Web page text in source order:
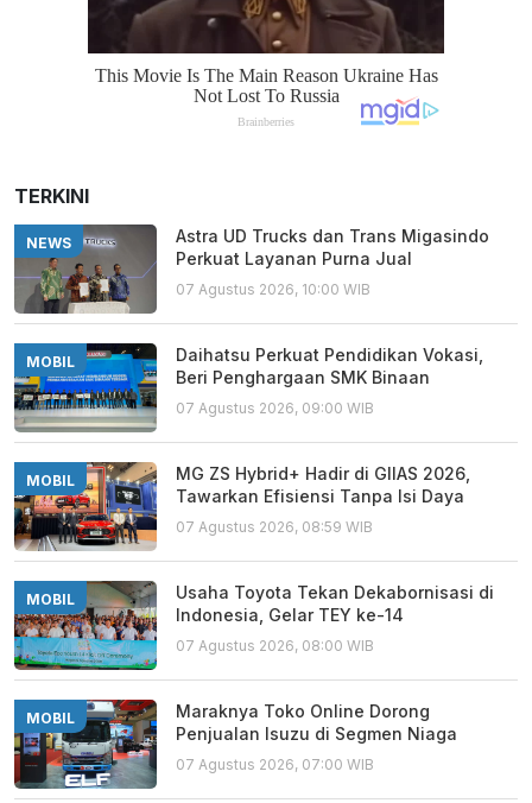
TERKINI
NEWS
Astra UD Trucks dan Trans Migasindo
Perkuat Layanan Purna Jual
07 Agustus 2026, 10:00 WIB
MOBIL
Daihatsu Perkuat Pendidikan Vokasi,
Beri Penghargaan SMK Binaan
07 Agustus 2026, 09:00 WIB
MOBIL
MG ZS Hybrid+ Hadir di GIIAS 2026,
Tawarkan Efisiensi Tanpa Isi Daya
07 Agustus 2026, 08:59 WIB
MOBIL
Usaha Toyota Tekan Dekabornisasi di
Indonesia, Gelar TEY ke-14
07 Agustus 2026, 08:00 WIB
MOBIL
Maraknya Toko Online Dorong
Penjualan Isuzu di Segmen Niaga
07 Agustus 2026, 07:00 WIB